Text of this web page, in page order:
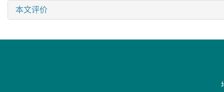
本文评价